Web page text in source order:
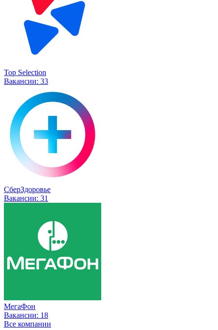
Top Selection
Вакансии: 33
СберЗдоровье
Вакансии: 31
МегаФон
Вакансии: 18
Все компании